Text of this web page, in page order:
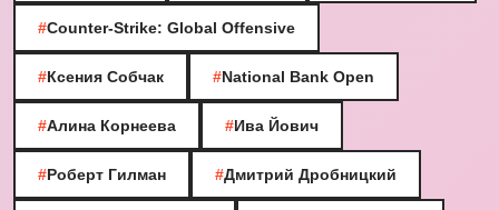
#Counter-Strike: Global Offensive
#Ксения Собчак #National Bank Open
#Алина Корнеева #Ива Йович
#Роберт Гилман #Дмитрий Дробницкий